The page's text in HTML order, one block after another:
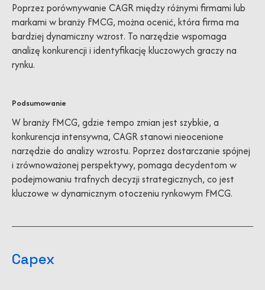
Poprzez porównywanie CAGR między różnymi firmami lub
markami w branży FMCG, można ocenić, która firma ma
bardziej dynamiczny wzrost. To narzędzie wspomaga
analizę konkurencji i identyfikację kluczowych graczy na
rynku.
Podsumowanie
W branży FMCG, gdzie tempo zmian jest szybkie, a
konkurencja intensywna, CAGR stanowi nieocenione
narzędzie do analizy wzrostu. Poprzez dostarczanie spójnej
i zrównoważonej perspektywy, pomaga decydentom w
podejmowaniu trafnych decyzji strategicznych, co jest
kluczowe w dynamicznym otoczeniu rynkowym FMCG.
Capex